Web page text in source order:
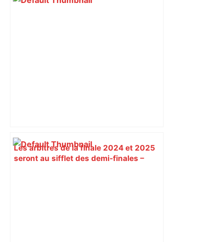
Les arbitres de la finale 2024 et 2025
seront au sifflet des demi-finales –